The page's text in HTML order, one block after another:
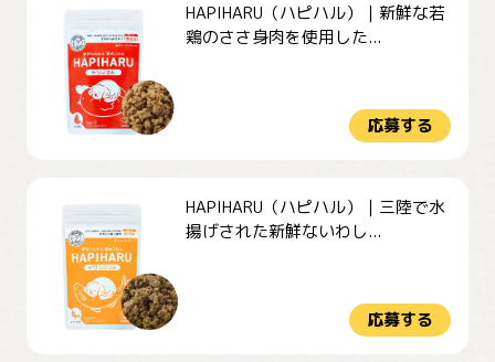
HAPIHARU（ハピハル）｜新鮮な若
鶏のささ身肉を使用した...
応募する
HAPIHARU（ハピハル）｜三陸で水
揚げされた新鮮ないわし...
応募する